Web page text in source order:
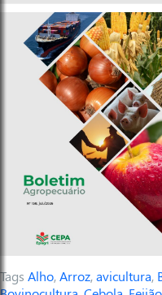
Tags Alho,Arroz,avicultura,